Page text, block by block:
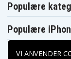
Populære
Populære
Populære
VI ANVENDER